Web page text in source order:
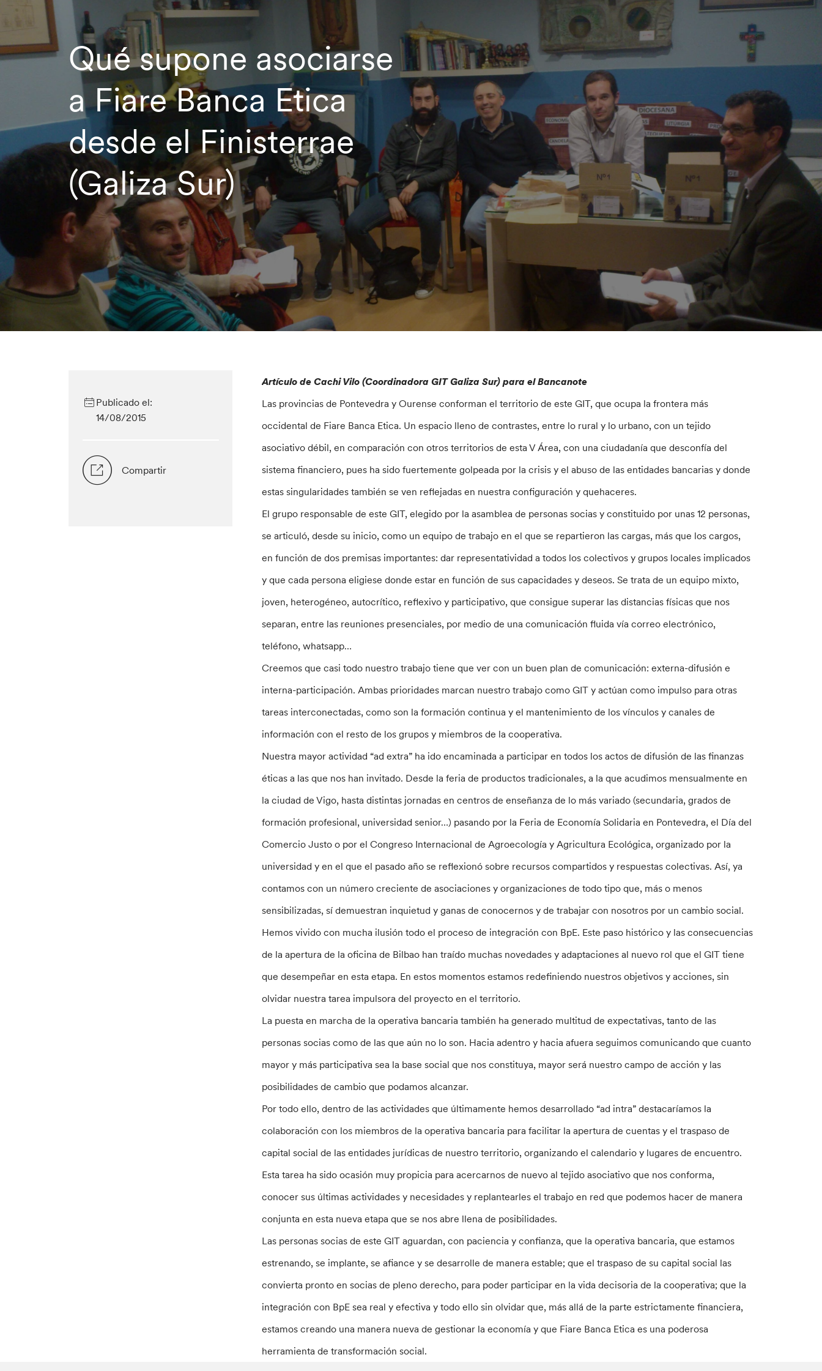
Qué supone asociarse
a Fiare Banca Etica
desde el Finisterrae
(Galiza Sur)
Publicado el:
14/08/2015
Compartir
Artículo de Cachi Vilo (Coordinadora GIT Galiza Sur) para el Bancanote
Las provincias de Pontevedra y Ourense conforman el territorio de este GIT, que ocupa la frontera más
occidental de Fiare Banca Etica. Un espacio lleno de contrastes, entre lo rural y lo urbano, con un tejido
asociativo débil, en comparación con otros territorios de esta V Área, con una ciudadanía que desconfía del
sistema financiero, pues ha sido fuertemente golpeada por la crisis y el abuso de las entidades bancarias y donde
estas singularidades también se ven reflejadas en nuestra configuración y quehaceres.
El grupo responsable de este GIT, elegido por la asamblea de personas socias y constituido por unas 12 personas,
se articuló, desde su inicio, como un equipo de trabajo en el que se repartieron las cargas, más que los cargos,
en función de dos premisas importantes: dar representatividad a todos los colectivos y grupos locales implicados
y que cada persona eligiese donde estar en función de sus capacidades y deseos. Se trata de un equipo mixto,
joven, heterogéneo, autocrítico, reflexivo y participativo, que consigue superar las distancias físicas que nos
separan, entre las reuniones presenciales, por medio de una comunicación fluida vía correo electrónico,
teléfono, whatsapp…
Creemos que casi todo nuestro trabajo tiene que ver con un buen plan de comunicación: externa-difusión e
interna-participación. Ambas prioridades marcan nuestro trabajo como GIT y actúan como impulso para otras
tareas interconectadas, como son la formación continua y el mantenimiento de los vínculos y canales de
información con el resto de los grupos y miembros de la cooperativa.
Nuestra mayor actividad “ad extra” ha ido encaminada a participar en todos los actos de difusión de las finanzas
éticas a las que nos han invitado. Desde la feria de productos tradicionales, a la que acudimos mensualmente en
la ciudad de Vigo, hasta distintas jornadas en centros de enseñanza de lo más variado (secundaria, grados de
formación profesional, universidad senior…) pasando por la Feria de Economía Solidaria en Pontevedra, el Día del
Comercio Justo o por el Congreso Internacional de Agroecología y Agricultura Ecológica, organizado por la
universidad y en el que el pasado año se reflexionó sobre recursos compartidos y respuestas colectivas. Así, ya
contamos con un número creciente de asociaciones y organizaciones de todo tipo que, más o menos
sensibilizadas, sí demuestran inquietud y ganas de conocernos y de trabajar con nosotros por un cambio social.
Hemos vivido con mucha ilusión todo el proceso de integración con BpE. Este paso histórico y las consecuencias
de la apertura de la oficina de Bilbao han traído muchas novedades y adaptaciones al nuevo rol que el GIT tiene
que desempeñar en esta etapa. En estos momentos estamos redefiniendo nuestros objetivos y acciones, sin
olvidar nuestra tarea impulsora del proyecto en el territorio.
La puesta en marcha de la operativa bancaria también ha generado multitud de expectativas, tanto de las
personas socias como de las que aún no lo son. Hacia adentro y hacia afuera seguimos comunicando que cuanto
mayor y más participativa sea la base social que nos constituya, mayor será nuestro campo de acción y las
posibilidades de cambio que podamos alcanzar.
Por todo ello, dentro de las actividades que últimamente hemos desarrollado “ad intra” destacaríamos la
colaboración con los miembros de la operativa bancaria para facilitar la apertura de cuentas y el traspaso de
capital social de las entidades jurídicas de nuestro territorio, organizando el calendario y lugares de encuentro.
Esta tarea ha sido ocasión muy propicia para acercarnos de nuevo al tejido asociativo que nos conforma,
conocer sus últimas actividades y necesidades y replantearles el trabajo en red que podemos hacer de manera
conjunta en esta nueva etapa que se nos abre llena de posibilidades.
Las personas socias de este GIT aguardan, con paciencia y confianza, que la operativa bancaria, que estamos
estrenando, se implante, se afiance y se desarrolle de manera estable; que el traspaso de su capital social las
convierta pronto en socias de pleno derecho, para poder participar en la vida decisoria de la cooperativa; que la
integración con BpE sea real y efectiva y todo ello sin olvidar que, más allá de la parte estrictamente financiera,
estamos creando una manera nueva de gestionar la economía y que Fiare Banca Etica es una poderosa
herramienta de transformación social.